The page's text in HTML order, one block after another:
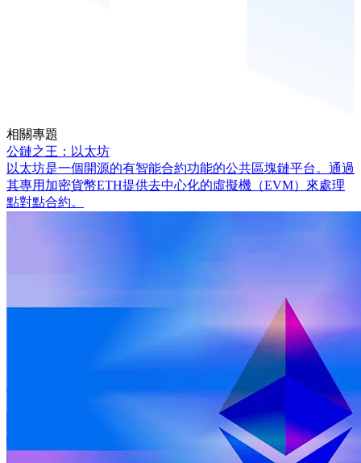
相關專題
公鏈之王：以太坊
以太坊是一個開源的有智能合約功能的公共區塊鏈平台。通過
其專用加密貨幣ETH提供去中心化的虛擬機（EVM）來處理
點對點合約。